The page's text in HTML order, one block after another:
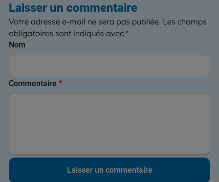
Laisser un commentaire
Votre adresse e-mail ne sera pas publiée. Les champs
obligatoires sont indiqués avec *
Nom
Commentaire *